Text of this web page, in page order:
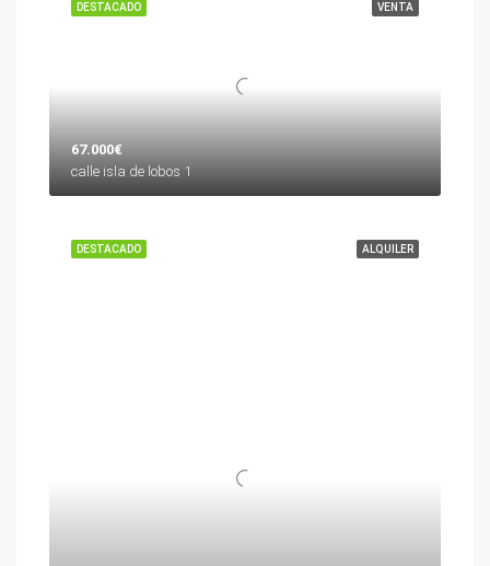
VENTA
DESTACADO
67.000€
calle isla de lobos 1
ALQUILER
DESTACADO